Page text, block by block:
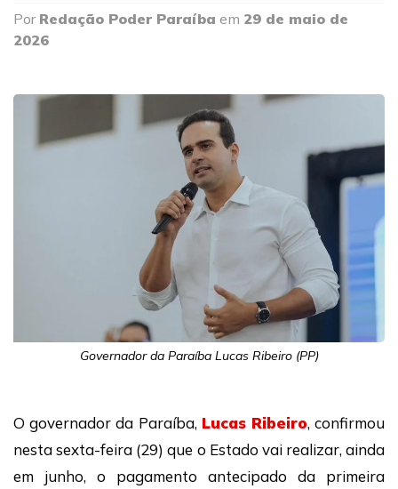
Por Redação Poder Paraíba em 29 de maio de
2026
Governador da Paraíba Lucas Ribeiro (PP)
O governador da Paraíba, Lucas Ribeiro, confirmou
nesta sexta-feira (29) que o Estado vai realizar, ainda
em junho, o pagamento antecipado da primeira